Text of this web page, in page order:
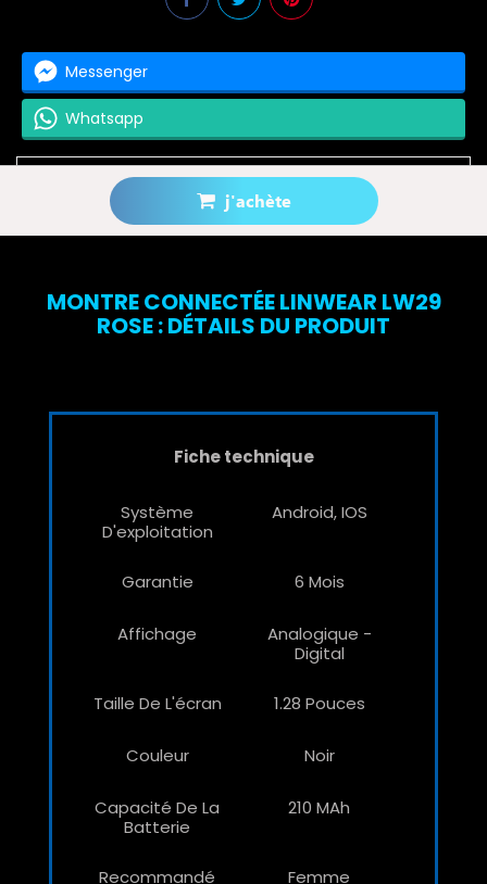
j'achète
Messenger
Whatsapp
Prévenez-moi lorsque le produit est disponible
MONTRE CONNECTÉE LINWEAR LW29
ROSE : DÉTAILS DU PRODUIT
Fiche technique
Système
D'exploitation
Android, IOS
Garantie 6 Mois
Affichage
Analogique -
Digital
Taille De L'écran 1.28 Pouces
Couleur Noir
Capacité De La
Batterie
210 MAh
Recommandé Femme